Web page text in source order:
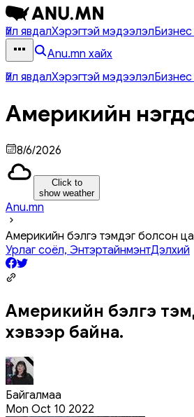
Үйл явдалХэрэгтэй мэдээлэл
Anu.mn хайх
Үйл явдалХэрэгтэй мэдээлэл
Америкийн
8/6/2026
Click to
show weather
Anu.mn
Америкийн бэлгэ тэмдэг болсон
Урлаг соёл, ЭнтэртайнмэнтДэлхий
Америкийн бэлгэ
хэвээр байна.
Байгалмаа
Mon Oct 10 2022